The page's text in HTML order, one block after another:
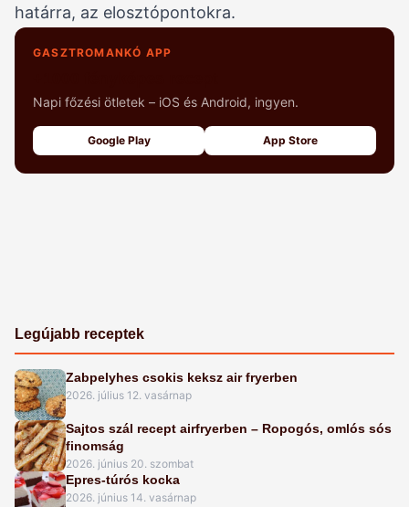
határra, az elosztópontokra.
GASZTROMANKÓ APP
Napi főzési ötletek – iOS és Android, ingyen.
Google Play App Store
Legújabb receptek
Zabpelyhes csokis keksz air fryerben
2026. július 12. vasárnap
Sajtos szál recept airfryerben – Ropogós, omlós sós
finomság
2026. június 20. szombat
Epres-túrós kocka
2026. június 14. vasárnap